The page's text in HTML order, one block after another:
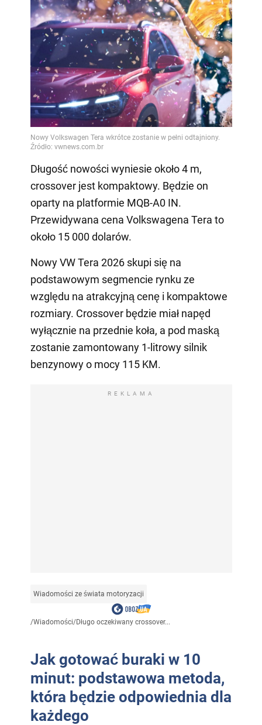
Długość nowości wyniesie około 4 m,
crossover jest kompaktowy. Będzie on
oparty na platformie MQB-A0 IN.
Przewidywana cena Volkswagena Tera to
około 15 000 dolarów.
Nowy VW Tera 2026 skupi się na
podstawowym segmencie rynku ze
względu na atrakcyjną cenę i kompaktowe
rozmiary. Crossover będzie miał napęd
wyłącznie na przednie koła, a pod maską
zostanie zamontowany 1-litrowy silnik
benzynowy o mocy 115 KM.
REKLAMA
Wiadomości ze świata motoryzacji
/Wiadomości/Długo oczekiwany crossover...
Jak gotować buraki w 10
minut: podstawowa metoda,
która będzie odpowiednia dla
każdego